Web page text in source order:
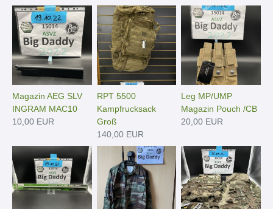
Magazin AEG SLV
INGRAM MAC10
10,00 EUR
RPT 5500
Kampfrucksack
Groß
140,00 EUR
Leg MP/UMP
Magazin Pouch /CB
20,00 EUR